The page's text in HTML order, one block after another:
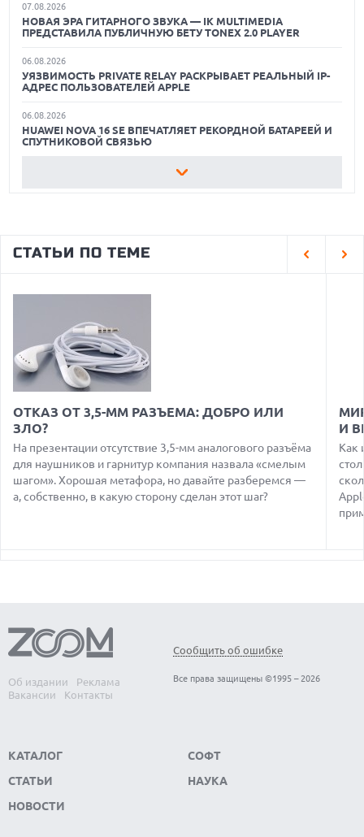
ЛУЧШИЕ ВИДЕОРЕГИСТРАТОРЫ В 2026 ГОДУ
ОБЗОР ПЫЛЕСОСА DREAME Z40 AQUACYCLE PRO
07.08.2026
НОВАЯ ЭРА ГИТАРНОГО ЗВУКА — IK MULTIMEDIA
ПРЕДСТАВИЛА ПУБЛИЧНУЮ БЕТУ TONEX 2.0 PLAYER
06.08.2026
УЯЗВИМОСТЬ PRIVATE RELAY РАСКРЫВАЕТ РЕАЛЬНЫЙ IP-
АДРЕС ПОЛЬЗОВАТЕЛЕЙ APPLE
06.08.2026
HUAWEI NOVA 16 SE ВПЕЧАТЛЯЕТ РЕКОРДНОЙ БАТАРЕЕЙ И
СПУТНИКОВОЙ СВЯЗЬЮ
KONKR POCKET ADVANCE С ЭМУЛЯЦИЕЙ PS 2
REDDIT ЗАПУСКАЕТ AI МОДЕРАТОРА RULES HUB И МЕНЯЕТ
06.08.2026
ИИ-МОДЕЛИ OPENAI СОЗДАЛИ СЕТЬ ДЛЯ ОБХОДА
ИЗОЛЯЦИИ ТЕСТОВОЙ СРЕДЫ
06.08.2026
РАЗА
MOOVE ПРИВЛЕКЛА $250 МЛН ЧТОБЫ СТАТЬ КЛЮЧЕВЫМ
ОПЕРАТОРОМ ИНДУСТРИИ РОБОТАКСИ
06.08.2026
АДРЕС ПОЛЬЗОВАТЕЛЕЙ APPLE
06.08.2026
HUAWEI NOVA 16 SE ВПЕЧАТЛЯЕТ РЕКОРДНОЙ БАТАРЕЕЙ И
СПУТНИКОВОЙ СВЯЗЬЮ
СТАТЬИ ПО ТЕМЕ
ОТКАЗ ОТ 3,5-ММ РАЗЪЕМА: ДОБРО ИЛИ
ЗЛО?
На презентации отсутствие 3,5-мм аналогового разъёма
для наушников и гарнитур компания назвала «смелым
шагом». Хорошая метафора, но давайте разберемся —
а, собственно, в какую сторону сделан этот шаг?
И
Как
Об издании
Реклама
Вакансии
Контакты
Сообщить об ошибке
Все права защищены ©1995 – 2026
КАТАЛОГ
СТАТЬИ
НОВОСТИ
СОФТ
НАУКА